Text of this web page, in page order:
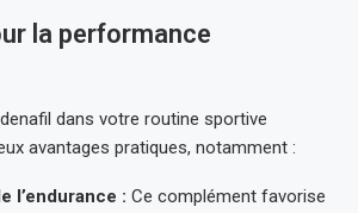
la performance
dans votre routine sportive
avantages pratiques, notamment :
l’endurance : Ce complément favorise